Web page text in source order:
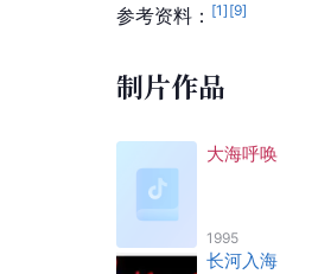
参考资料： [1] [9]
制片作品
大海呼唤
1995
长河入海